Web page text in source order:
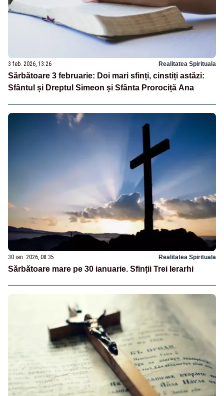
3 feb. 2026, 13:26 Realitatea Spirituala
Sărbătoare 3 februarie: Doi mari sfinți, cinstiți astăzi:
Sfântul și Dreptul Simeon și Sfânta Prorociță Ana
30 ian. 2026, 08:35 Realitatea Spirituala
Sărbătoare mare pe 30 ianuarie. Sfinții Trei Ierarhi